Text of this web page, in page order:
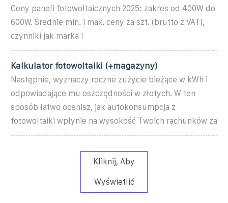
Ceny paneli fotowoltaicznych 2025: zakres od 400W do
600W. Średnie min. i max. ceny za szt. (brutto z VAT),
czynniki jak marka i
Kalkulator fotowoltaiki (+magazyny)
Następnie, wyznaczy roczne zużycie bieżące w kWh i
odpowiadające mu oszczędności w złotych. W ten
sposób łatwo ocenisz, jak autokonsumpcja z
fotowoltaiki wpłynie na wysokość Twoich rachunków za
Kliknij, Aby
Wyświetlić